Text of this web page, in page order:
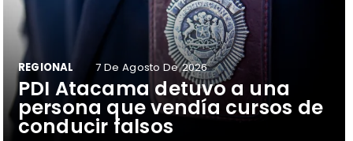
​PDI Atacama detuvo a una
persona que vendía cursos de
conducir falsos
REGIONAL 7 De Agosto De 2026